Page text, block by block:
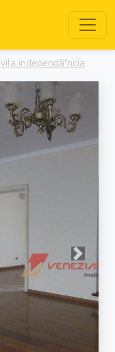
vila independãªncia
Próxima